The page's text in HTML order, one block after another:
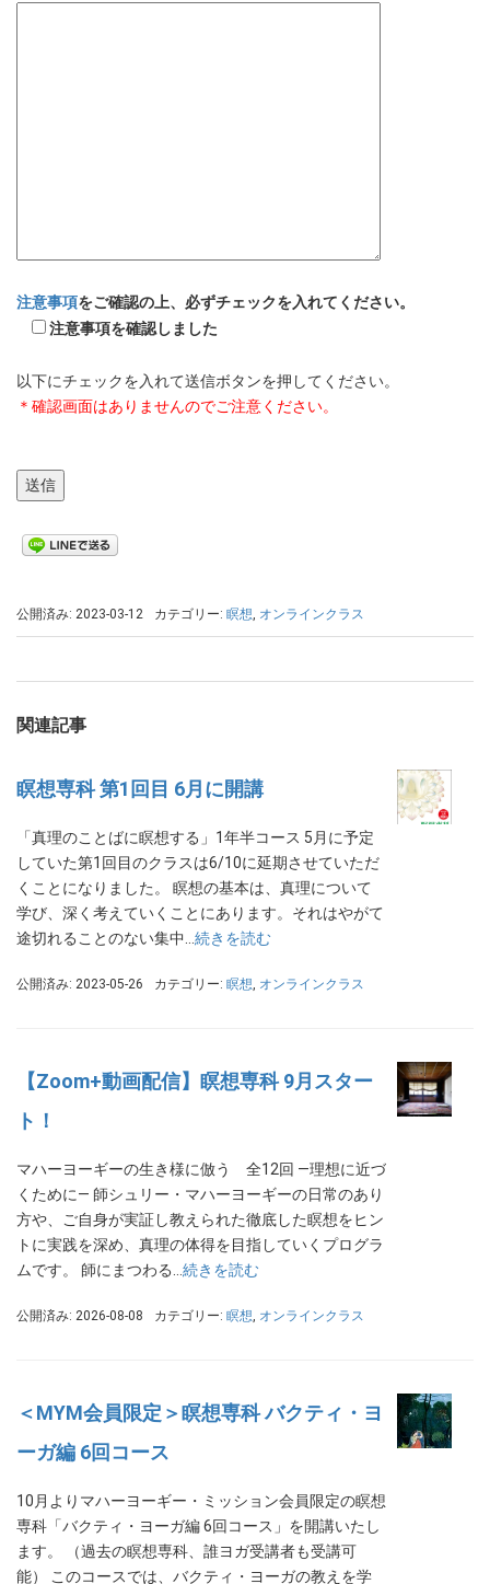
注意事項をご確認の上、必ずチェックを入れてください。
注意事項を確認しました
以下にチェックを入れて送信ボタンを押してください。
＊確認画面はありませんのでご注意ください。
公開済み: 2023-03-12 カテゴリー: 瞑想, オンラインクラス
関連記事
瞑想専科 第1回目 6月に開講
「真理のことばに瞑想する」1年半コース 5月に予定
していた第1回目のクラスは6/10に延期させていただ
くことになりました。 瞑想の基本は、真理について
学び、深く考えていくことにあります。それはやがて
途切れることのない集中…続きを読む
公開済み: 2023-05-26 カテゴリー: 瞑想, オンラインクラス
【Zoom+動画配信】瞑想専科 9月スター
ト！
マハーヨーギーの生き様に倣う 全12回 ―理想に近づ
くために― 師シュリー・マハーヨーギーの日常のあり
方や、ご自身が実証し教えられた徹底した瞑想をヒン
トに実践を深め、真理の体得を目指していくプログラ
ムです。 師にまつわる…続きを読む
公開済み: 2026-08-08 カテゴリー: 瞑想, オンラインクラス
＜MYM会員限定＞瞑想専科 バクティ・ヨ
ーガ編 6回コース
10月よりマハーヨーギー・ミッション会員限定の瞑想
専科「バクティ・ヨーガ編 6回コース」を開講いたし
ます。 （過去の瞑想専科、誰ヨガ受講者も受講可
能） このコースでは、バクティ・ヨーガの教えを学